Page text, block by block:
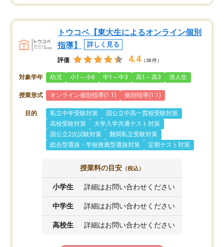
トウコベ【東大生によるオンライン個別
指導】
詳しく見る
評価 4.4 （38件）
対象学年 幼児 小1～小6 中1～中3 高1～高3 浪人生
授業形式 オンライン個別指導(1:1) 個別指導(1:1)
目的 私立中学受験対策
国公立中高一貫校受験対策
高校受験対策
大学入学共通テスト対策
国公立2次試験対策
難関私立受験対策
総合型選抜・学校推薦型選抜対策
定期テスト対策
授業料の目安 （税込）
小学生 詳細はお問い合わせください
中学生 詳細はお問い合わせください
高校生 詳細はお問い合わせください